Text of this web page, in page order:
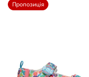
Пропозиція